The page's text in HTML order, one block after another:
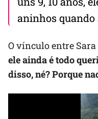
aninhos quando
O vínculo entre Sara
ele ainda é todo
disso, né? Porque